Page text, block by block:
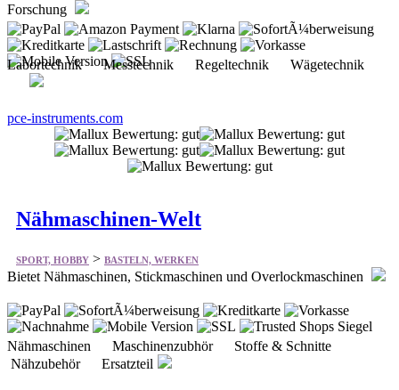
Forschung
Labortechnik Messtechnik Regeltechnik Wägetechnik
pce-instruments.com
Nähmaschinen-Welt
SPORT, HOBBY > BASTELN, WERKEN
Bietet Nähmaschinen, Stickmaschinen und Overlockmaschinen
Nähmaschinen Maschinenzubhör Stoffe & Schnitte
Nähzubehör Ersatzteil